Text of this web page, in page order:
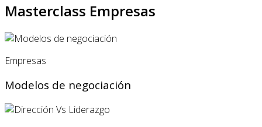
Masterclass Empresas
Empresas
Modelos de negociación